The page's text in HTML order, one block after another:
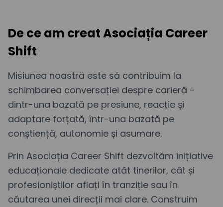
De ce am creat Asociația Career
Shift
Misiunea noastră este să contribuim la
schimbarea conversației despre carieră -
dintr-una bazată pe presiune, reacție și
adaptare forțată, într-una bazată pe
conștiență, autonomie și asumare.
Prin Asociația Career Shift dezvoltăm inițiative
educaționale dedicate atât tinerilor, cât și
profesioniștilor aflați în tranziție sau în
căutarea unei direcții mai clare. Construim